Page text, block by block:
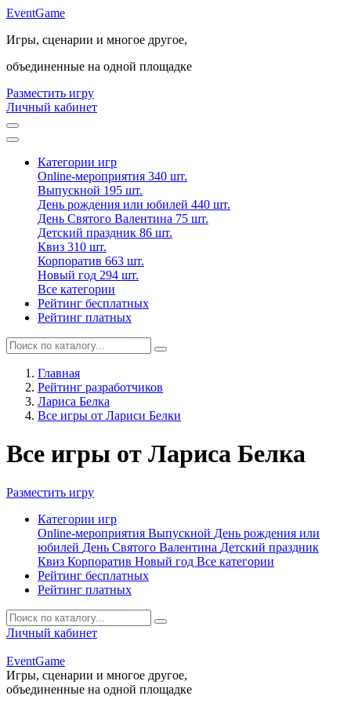
EventGame
Игры, сценарии и многое другое,
объединенные на одной площадке
Разместить игру
Личный кабинет
Категории игр
Online-мероприятия 340 шт.
Выпускной 195 шт.
День рождения или юбилей 440 шт.
День Святого Валентина 75 шт.
Детский праздник 86 шт.
Квиз 310 шт.
Корпоратив 663 шт.
Новый год 294 шт.
Все категории
Рейтинг бесплатных
Рейтинг платных
Главная
Рейтинг разработчиков
Лариса Белка
Все игры от Лариси Белки
Все игры от Лариса Белка
Разместить игру
Категории игр
Online-мероприятия Выпускной День рождения или
юбилей День Святого Валентина Детский праздник
Квиз Корпоратив Новый год Все категории
Рейтинг бесплатных
Рейтинг платных
Личный кабинет
EventGame
Игры, сценарии и многое другое,
объединенные на одной площадке